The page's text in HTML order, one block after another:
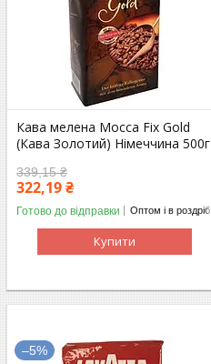
Кава мелена Mocca Fix Gold
(Кава Золотий) Німеччина 500г
339,15 ₴
322,19 ₴
Готово до відправки Оптом і в роздріб
Купити
–5%